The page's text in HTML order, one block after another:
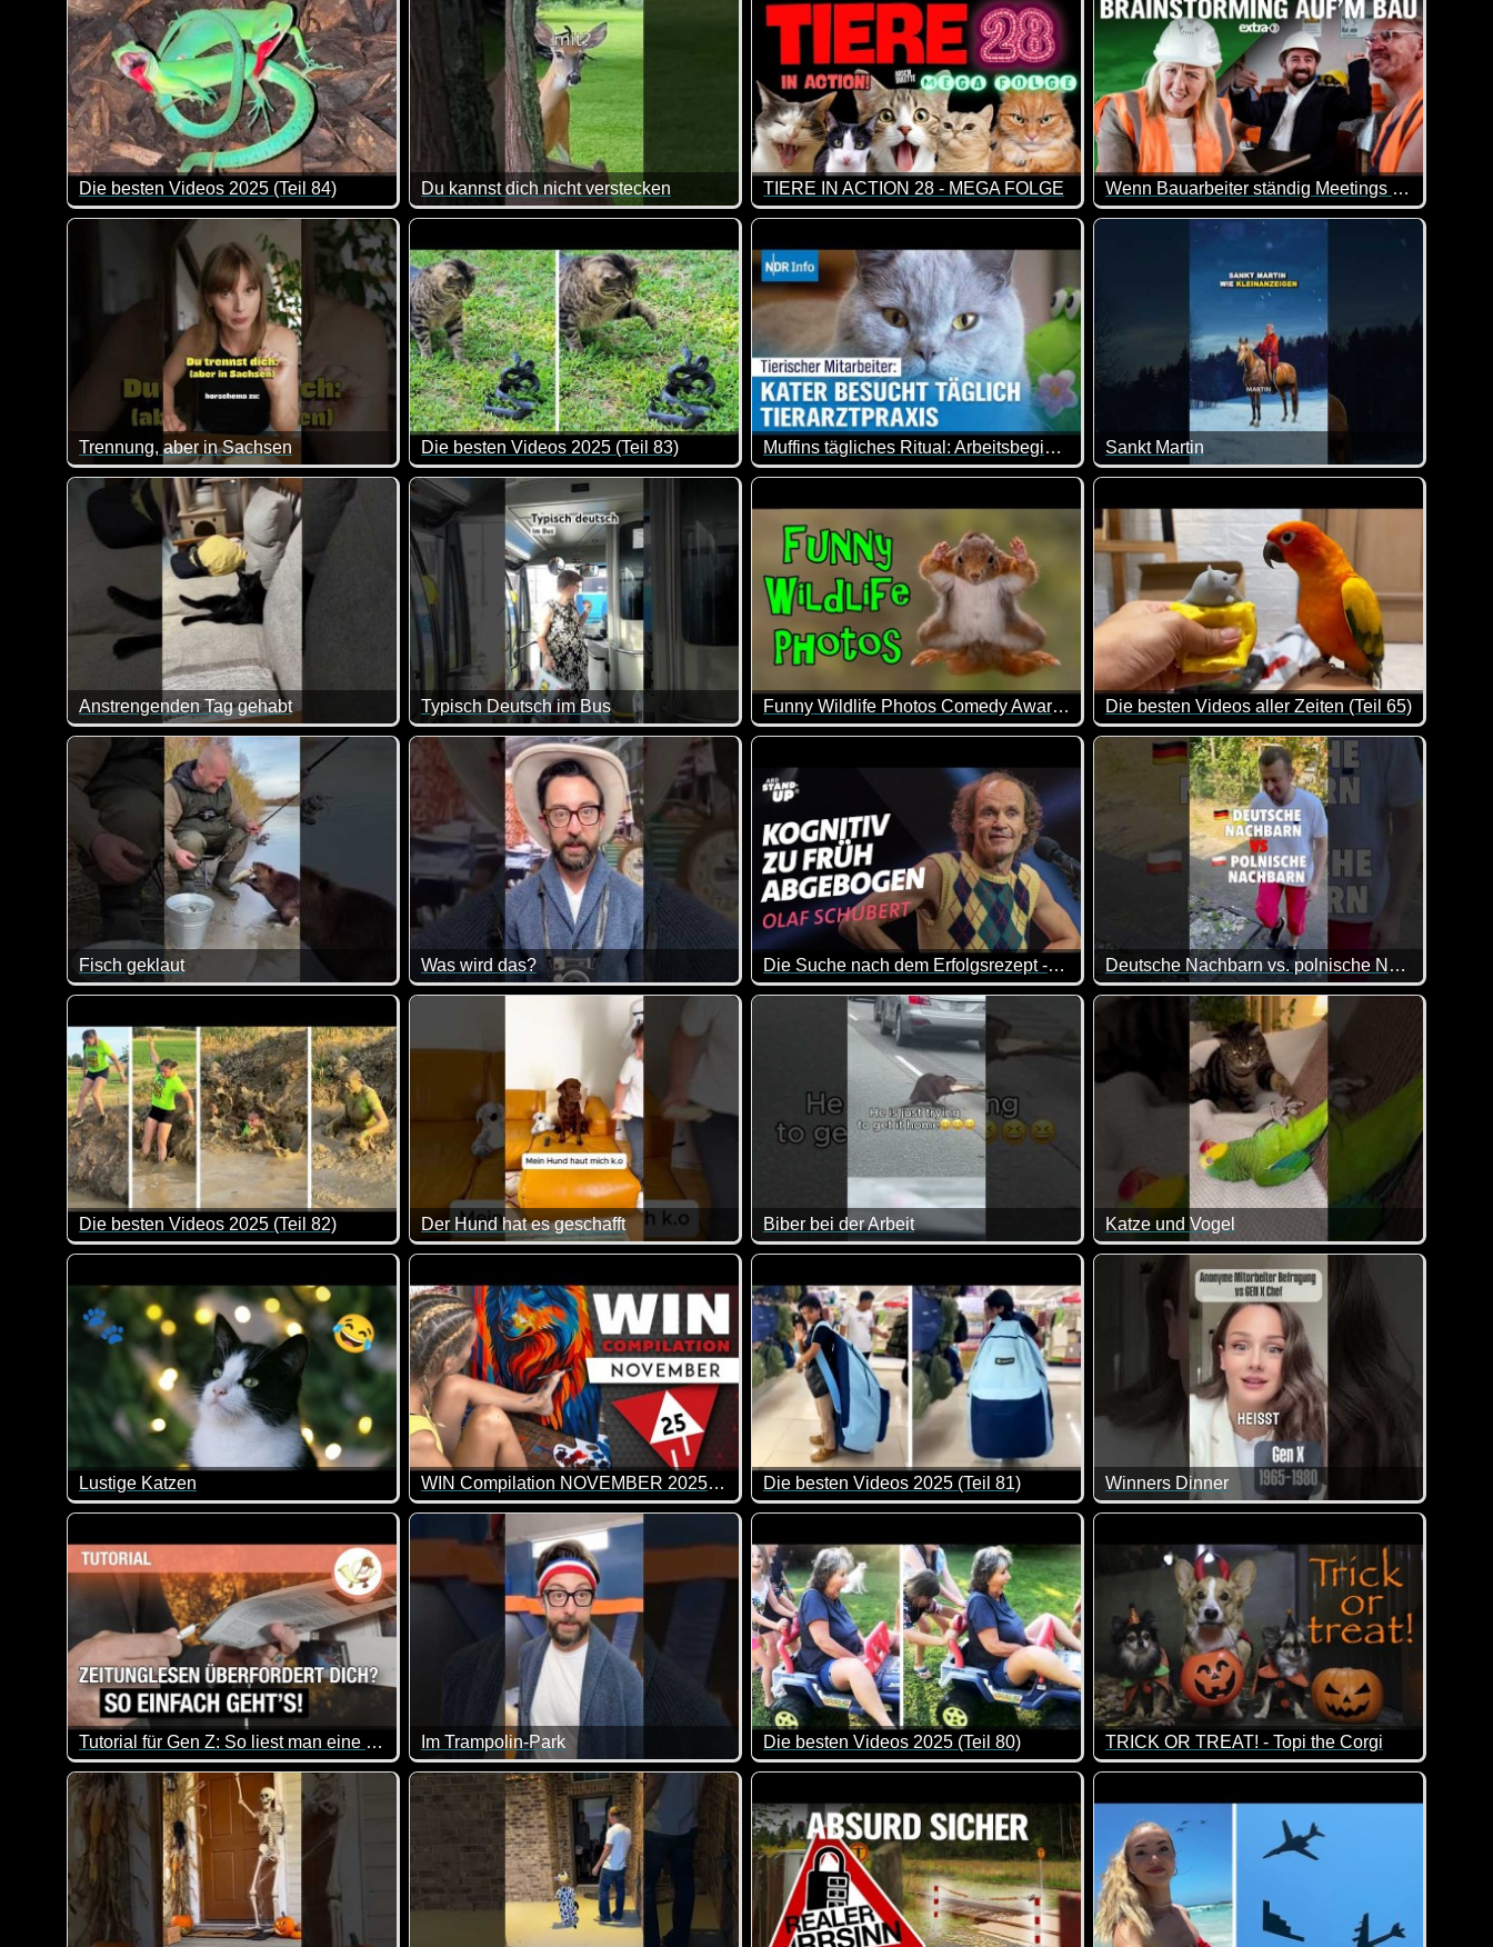
Die besten Videos 2025 (Teil 84)
Eine tolle Zusammenstellung von lustigen Videos. Klasse gemacht, da von allem was dabei ist. Viel Spaß damit!
Du kannst dich nicht verstecken
Ich würde mich bei diesem Angebot mit Sicherheit nicht verstecken :-)
TIERE IN ACTION 28 - MEGA FOLGE
Eine lange Folge dieser lustigen Videos, in denen Katzen sprechen und sich auch gerne
Wenn Bauarbeiter ständig Meetings hätten - extra 3
Sind wir froh, solange Bauarbeiter noch keine
Trennung, aber in Sachsen
Da muss man dann doch mal genauer zuhören :-) Herrlich!
Die besten Videos 2025 (Teil 83)
Eine tolle Zusammenstellung von lustigen Videos. Klasse gemacht, da von allem was dabei ist. Viel Spaß damit!
Muffins tägliches Ritual: Arbeitsbeginn in der Tierarztpraxis um 7:30 Uhr
Muffin - Der tierische Mitarbeiter mit festen Arbeitszeiten. Wenn das nicht herrlich ist...
Sankt Martin
Was ist letzte Preis? Sankt Martin auf ebay-
Anstrengenden Tag gehabt
Als Katze hat man es wirklich nicht leicht. Den ganzen Tag dieser Stress :-)
Typisch Deutsch im Bus
So in etwa kommt das der Realität doch schon sehr nahe ;-)
Funny Wildlife Photos Comedy Awards
Eine super Zusammenstellung von lustigen Tierbildern. Hier wurde im richtigen Moment auf
Die besten Videos aller Zeiten (Teil 65)
Hier kannst du dich ganz entspannt mit ein
Fisch geklaut
Dieser Angler hat wirklich Humor :-)
Was wird das?
Er macht auf jeden Fall eine riesige Sauerei :-)
Die Suche nach dem Erfolgsrezept -Olaf Schubert
Talent, Haltung oder einfach nur die richtige Frisur? Zwischen Konsumverhalten,
Deutsche Nachbarn vs. polnische Nachbarn
Ja, solche Nachbarn gibt es in der Tat. Wir
Die besten Videos 2025 (Teil 82)
Eine tolle Zusammenstellung von lustigen Videos. Klasse gemacht, da von allem was dabei ist. Viel Spaß damit!
Der Hund hat es geschafft
Zum Glück können Hunde das noch nicht ;-)
Biber bei der Arbeit
Dieser Biber ist schwer beschäftigt und lässt sich nicht aus der Ruhe bringen.
Katze und Vogel
Hey Junge, hör mal auf zu schnarchen :-)
Lustige Katzen
Es ist einfach herrlich, auf welchen Blödsinn Katzen immer wieder kommen.
WIN Compilation NOVEMBER 2025 Edition
65 der besten Video-Clips des Monats Oktober in über 13 1/2 Minuten. Wirklich coole Szenen, weil es so viele unterschiedliche
Die besten Videos 2025 (Teil 81)
Eine tolle Zusammenstellung von lustigen Videos. Klasse gemacht, da von allem was dabei
Winners Dinner
Ja, so kann man sich als Chef täuschen was die
Tutorial für Gen Z: So liest man eine Zeitung (Print-Postillon)
Du hast den gedruckten Postillon gekauft, bist aber jetzt damit überfordert? Hier wird dir geholfen ;-)
Im Trampolin-Park
Beim Trampolinspringen können so einige lustige Hoppalas passieren.
Die besten Videos 2025 (Teil 80)
Eine tolle Zusammenstellung von lustigen Videos. Klasse gemacht, da von allem was dabei
TRICK OR TREAT! - Topi the Corgi
Was für ein gruseliges Halloween-Video ;-)